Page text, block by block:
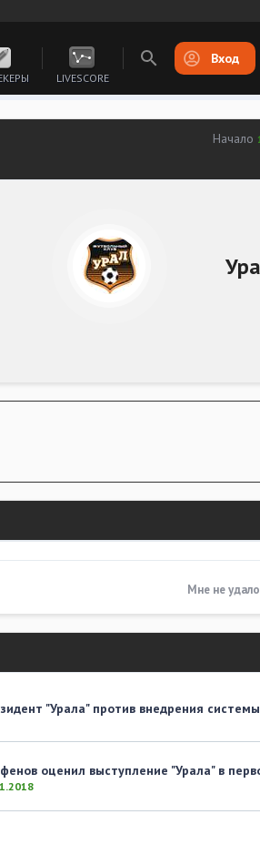
LIVESCORE
Вход
Начало
Мне не
"Урала" против внедрения системы
оценил выступление "Урала" в